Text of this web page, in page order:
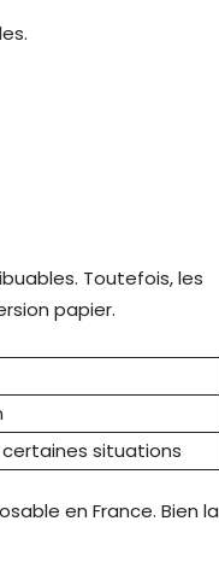
Toutefois, les
papier.
situations
en France. Bien la